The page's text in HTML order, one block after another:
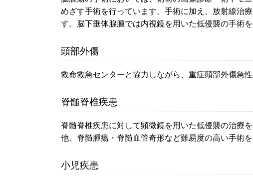
めざす手術を行っています。手術に加え、放射線治
す。脳下垂体腺腫では内視鏡を用いた低侵襲の手術を
頭部外傷
救命救急センターと協力しながら、重症頭部外傷急
脊髄脊椎疾患
脊髄脊椎疾患に対して顕微鏡を用いた低侵襲の治療
他、脊髄腫瘍・脊髄血管奇形など難易度の高い手術を
小児疾患